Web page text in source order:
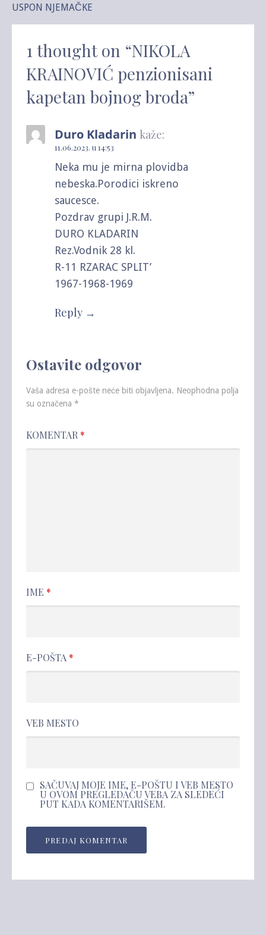
USPON NJEMAČKE
1 thought on “NIKOLA
KRAINOVIĆ penzionisani
kapetan bojnog broda”
Duro Kladarin kaže:
11.06.2023. u 14:53
Neka mu je mirna plovidba
nebeska.Porodici iskreno
saucesce.
Pozdrav grupi J.R.M.
DURO KLADARIN
Rez.Vodnik 28 kl.
R-11 RZARAC SPLIT’
1967-1968-1969
Reply
Ostavite odgovor
Vaša adresa e-pošte neće biti objavljena. Neophodna polja
su označena *
KOMENTAR*
IME *
E-POŠTA *
VEB MESTO
SAČUVAJ MOJE IME, E-POŠTU I VEB MESTO
U OVOM PREGLEDAČU VEBA ZA SLEDEĆI
PUT KADA KOMENTARIŠEM.